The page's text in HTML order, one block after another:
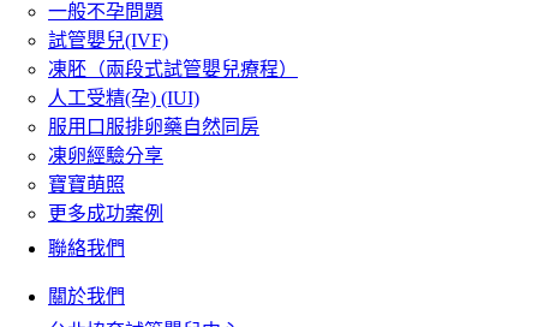
一般不孕問題
試管嬰兒(IVF)
凍胚（兩段式試管嬰兒療程）
人工受精(孕) (IUI)
服用口服排卵藥自然同房
凍卵經驗分享
寶寶萌照
更多成功案例
聯絡我們
關於我們